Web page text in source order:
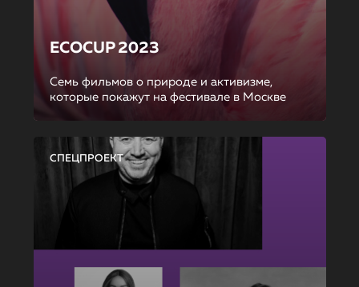
ECOCUP 2023
Семь фильмов о природе и активизме,
которые покажут на фестивале в Москве
СПЕЦПРОЕКТ